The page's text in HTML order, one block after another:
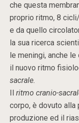
che questa
proprio ritmo, 8
e da quello
la sua ricerca
le meningi, anche
il nuovo ritmo
sacrale.
Il ritmo cranio-
corpo, è dovuto alla
produzione ed il